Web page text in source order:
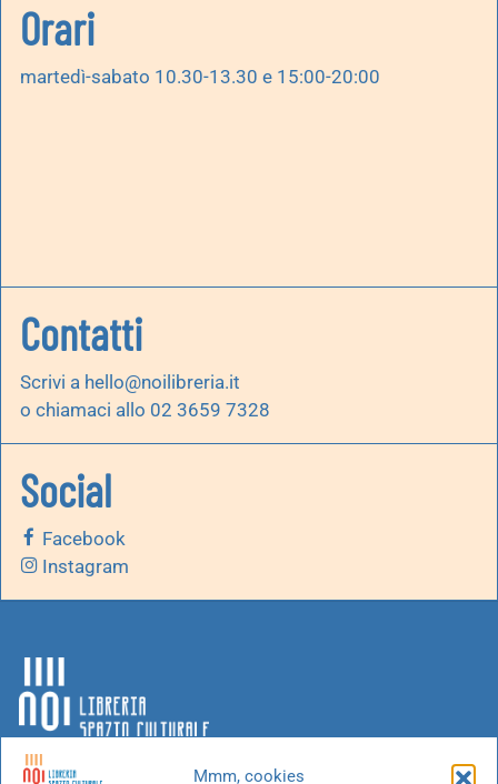
Mmm, cookies
Orari
martedì-sabato 10.30-13.30 e 15:00-20:00
Contatti
Scrivi a hello@noilibreria.it
o chiamaci allo 02 3659 7328
Social
Facebook
Instagram